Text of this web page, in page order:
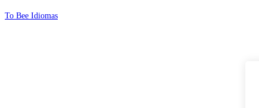
Ir
To Bee Idiomas